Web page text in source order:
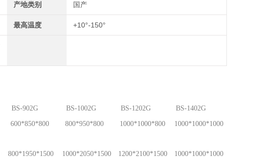
产地类别 国产
最高温度 +10°-150°
BS-902G BS-1002G BS-1202G BS-1402G
600*850*800 800*950*800 1000*1000*800 1000*1000*1000
800*1950*1500 1000*2050*1500 1200*2100*1500 1000*1000*1000